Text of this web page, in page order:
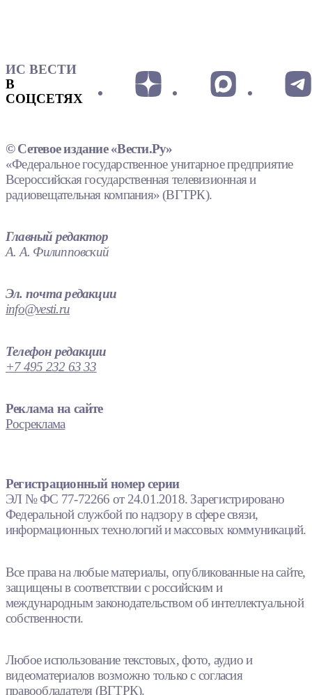
ИС ВЕСТИ
В
СОЦСЕТЯХ
© Сетевое издание «Вести.Ру»
«Федеральное государственное унитарное предприятие
Всероссийская государственная телевизионная и
радиовещательная компания» (ВГТРК).
Главный редактор
А. А. Филипповский
Эл. почта редакции
info@vesti.ru
Телефон редакции
+7 495 232 63 33
Реклама на сайте
Росреклама
Регистрационный номер серии
ЭЛ № ФС 77-72266 от 24.01.2018. Зарегистрировано
Федеральной службой по надзору в сфере связи,
информационных технологий и массовых коммуникаций.
Все права на любые материалы, опубликованные на сайте,
защищены в соответствии с российским и
международным законодательством об интеллектуальной
собственности.
Любое использование текстовых, фото, аудио и
видеоматериалов возможно только с согласия
правообладателя (ВГТРК).